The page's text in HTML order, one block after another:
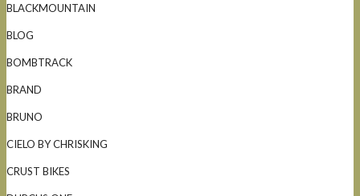
BLACKMOUNTAIN
BLOG
BOMBTRACK
BRAND
BRUNO
CIELO BY CHRISKING
CRUST BIKES